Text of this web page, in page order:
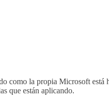
como la propia Microsoft
que están aplicando.